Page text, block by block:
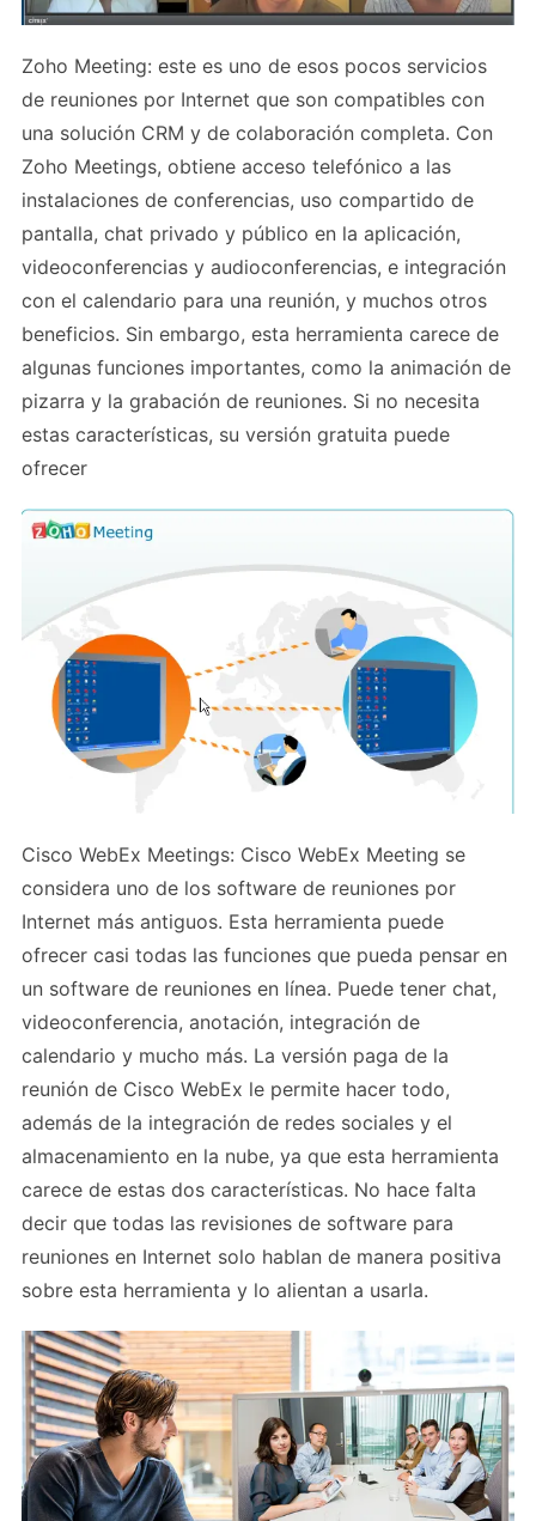
Zoho Meeting: este es uno de esos pocos servicios
de reuniones por Internet que son compatibles con
una solución CRM y de colaboración completa. Con
Zoho Meetings, obtiene acceso telefónico a las
instalaciones de conferencias, uso compartido de
pantalla, chat privado y público en la aplicación,
videoconferencias y audioconferencias, e integración
con el calendario para una reunión, y muchos otros
beneficios. Sin embargo, esta herramienta carece de
algunas funciones importantes, como la animación de
pizarra y la grabación de reuniones. Si no necesita
estas características, su versión gratuita puede
ofrecer
Cisco WebEx Meetings: Cisco WebEx Meeting se
considera uno de los software de reuniones por
Internet más antiguos. Esta herramienta puede
ofrecer casi todas las funciones que pueda pensar en
un software de reuniones en línea. Puede tener chat,
videoconferencia, anotación, integración de
calendario y mucho más. La versión paga de la
reunión de Cisco WebEx le permite hacer todo,
además de la integración de redes sociales y el
almacenamiento en la nube, ya que esta herramienta
carece de estas dos características. No hace falta
decir que todas las revisiones de software para
reuniones en Internet solo hablan de manera positiva
sobre esta herramienta y lo alientan a usarla.